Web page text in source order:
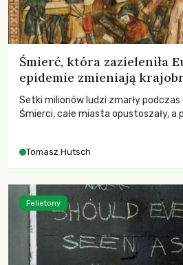
Śmierć, która zazieleniła
epidemie zmieniają
Setki milionów ludzi zmarły podczas
Śmierci, całe miasta opustoszały, a
największych katastrof w swoich
Tomasz Hutsch
Felietony